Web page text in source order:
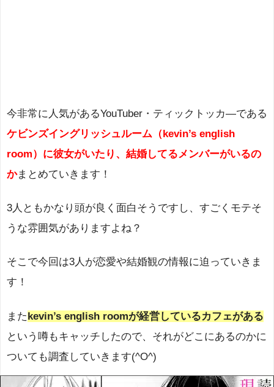
今非常に人気があるYouTuber・ティックトッカ―である
ケビンズイングリッシュルーム（kevin’s english
room）に彼女がいたり、結婚してるメンバーがいるの
かまとめていきます！
3人ともかなり頭が良く面白そうですし、すごくモテそ
うな雰囲気がありますよね？
そこで今回は3人が恋愛や結婚観の情報に迫っていきま
す！
またkevin’s english roomが経営しているカフェがある
という噂もキャッチしたので、それがどこにあるのかに
ついても調査していきます(^O^)